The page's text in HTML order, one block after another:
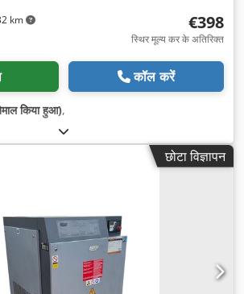
km €398
स्थिर मूल्य कर के अतिरिक्त
कॉल करें
किया हुआ),
छोटा विज्ञापन